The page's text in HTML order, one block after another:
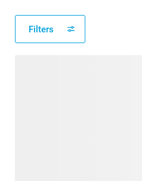
Filters